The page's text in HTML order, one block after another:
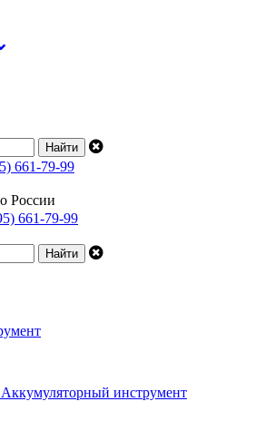
661-79-99
России
661-79-99
Аккумуляторный инструмент